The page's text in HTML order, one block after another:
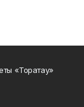
«Торатау»